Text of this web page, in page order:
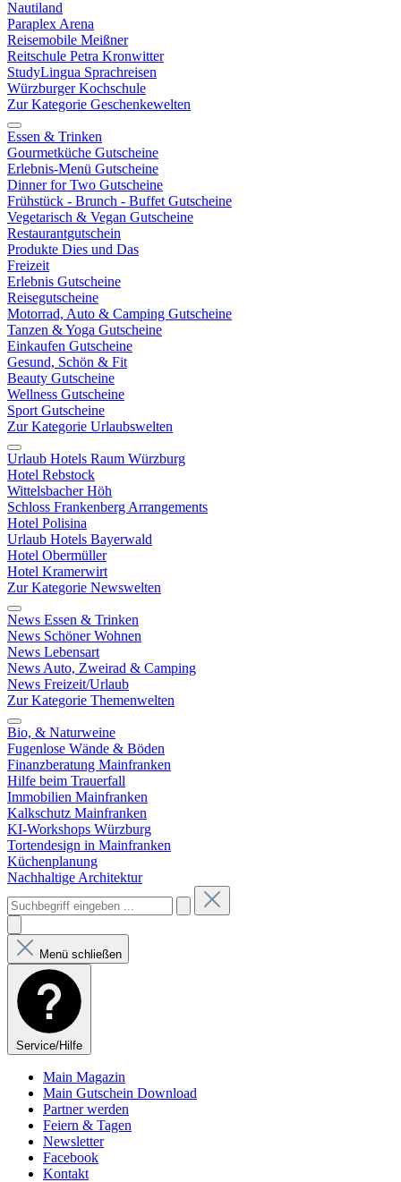
Nautiland
Paraplex Arena
Reisemobile Meißner
Reitschule Petra Kronwitter
StudyLingua Sprachreisen
Würzburger Kochschule
Zur Kategorie Geschenkewelten
Essen & Trinken
Gourmetküche Gutscheine
Erlebnis-Menü Gutscheine
Dinner for Two Gutscheine
Frühstück - Brunch - Buffet Gutscheine
Vegetarisch & Vegan Gutscheine
Restaurantgutschein
Produkte Dies und Das
Freizeit
Erlebnis Gutscheine
Reisegutscheine
Motorrad, Auto & Camping Gutscheine
Tanzen & Yoga Gutscheine
Einkaufen Gutscheine
Gesund, Schön & Fit
Beauty Gutscheine
Wellness Gutscheine
Sport Gutscheine
Zur Kategorie Urlaubswelten
Urlaub Hotels Raum Würzburg
Hotel Rebstock
Wittelsbacher Höh
Schloss Frankenberg Arrangements
Hotel Polisina
Urlaub Hotels Bayerwald
Hotel Obermüller
Hotel Kramerwirt
Zur Kategorie Newswelten
News Essen & Trinken
News Schöner Wohnen
News Lebensart
News Auto, Zweirad & Camping
News Freizeit/Urlaub
Zur Kategorie Themenwelten
Bio, & Naturweine
Fugenlose Wände & Böden
Finanzberatung Mainfranken
Hilfe beim Trauerfall
Immobilien Mainfranken
Kalkschutz Mainfranken
KI-Workshops Würzburg
Tortendesign in Mainfranken
Küchenplanung
Nachhaltige Architektur
Menü schließen
Service/Hilfe
Main Magazin
Main Gutschein Download
Partner werden
Feiern & Tagen
Newsletter
Facebook
Kontakt